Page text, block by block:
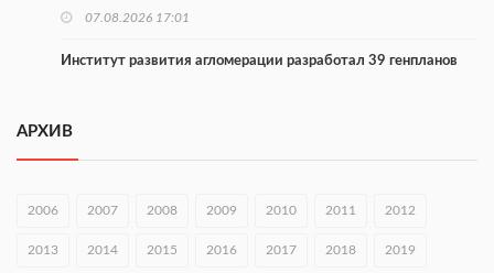
07.08.2026 17:01
Институт развития агломерации разработал 39 генпланов
С 8 августа изменят схему движения на въезде в Нижний
Новгород
оперштаба
АРХИВ
2006 2007 2008 2009 2010 2011 2012
2013 2014 2015 2016 2017 2018 2019